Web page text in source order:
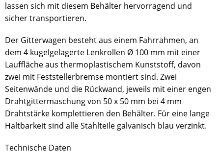
lassen sich mit diesem Behälter hervorragend und
sicher transportieren.
Der Gitterwagen besteht aus einem Fahrrahmen, an
dem 4 kugelgelagerte Lenkrollen Ø 100 mm mit einer
Lauffläche aus thermoplastischem Kunststoff, davon
zwei mit Feststellerbremse montiert sind. Zwei
Seitenwände und die Rückwand, jeweils mit einer engen
Drahtgittermaschung von 50 x 50 mm bei 4 mm
Drahtstärke komplettieren den Behälter. Für eine lange
Haltbarkeit sind alle Stahlteile galvanisch blau verzinkt.
Technische Daten